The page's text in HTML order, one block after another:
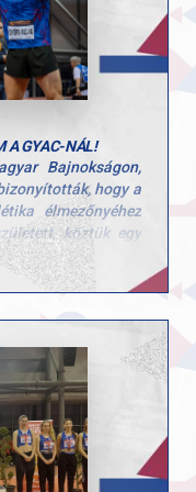
elért
a válogatott
A GYAC-NÁL!
Bajnokságon,
hogy a
élmezőnyéhez
köztük egy
5,42 méteres
6. magyar bajnoki
nemzetközi
értékes
állhatott, szoros